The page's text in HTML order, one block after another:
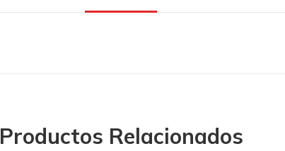
Productos Relacionados